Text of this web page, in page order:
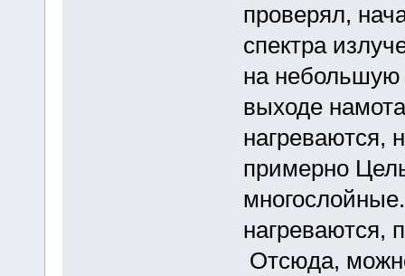
проверял,
спектра
на
выходе
нагреваются,
примерно
нагреваются,
Отсюда,